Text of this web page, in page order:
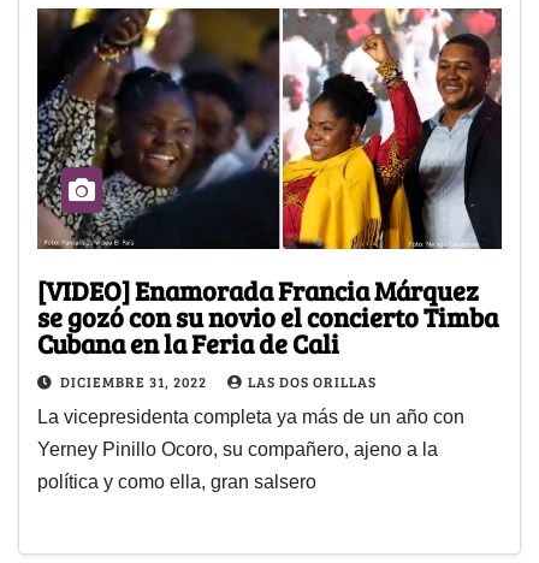
[VIDEO] Enamorada Francia Márquez
se gozó con su novio el concierto Timba
Cubana en la Feria de Cali
DICIEMBRE 31, 2022 LAS DOS ORILLAS
La vicepresidenta completa ya más de un año con
Yerney Pinillo Ocoro, su compañero, ajeno a la
política y como ella, gran salsero